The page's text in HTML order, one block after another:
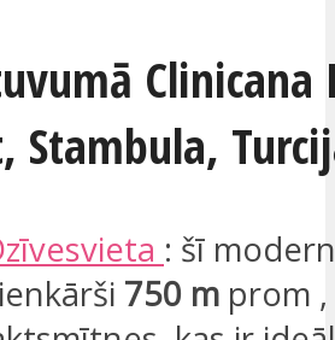
Clinicana
Stambula,
: šī
750 m prom